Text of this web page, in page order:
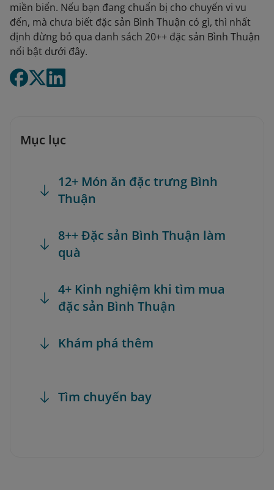
miền biển. Nếu bạn đang chuẩn bị cho chuyến vi vu
đến, mà chưa biết đặc sản Bình Thuận có gì, thì nhất
định đừng bỏ qua danh sách 20++ đặc sản Bình Thuận
nổi bật dưới đây.
Mục lục
12+ Món ăn đặc trưng Bình
Thuận
8++ Đặc sản Bình Thuận làm
quà
4+ Kinh nghiệm khi tìm mua
đặc sản Bình Thuận
Khám phá thêm
Tìm chuyến bay